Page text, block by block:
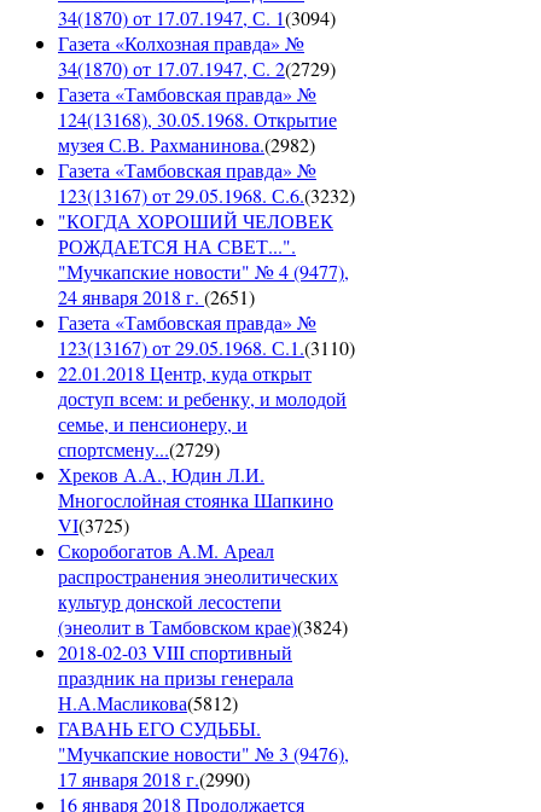
34(1870) от 17.07.1947, С. 1(3094)
Газета «Колхозная правда» №
34(1870) от 17.07.1947, С. 2(2729)
Газета «Тамбовская правда» №
124(13168), 30.05.1968. Открытие
музея С.В. Рахманинова.(2982)
Газета «Тамбовская правда» №
123(13167) от 29.05.1968. С.6.(3232)
"КОГДА ХОРОШИЙ ЧЕЛОВЕК
РОЖДАЕТСЯ НА СВЕТ...".
"Мучкапские новости" № 4 (9477),
24 января 2018 г. (2651)
Газета «Тамбовская правда» №
123(13167) от 29.05.1968. С.1.(3110)
22.01.2018 Центр, куда открыт
доступ всем: и ребенку, и молодой
семье, и пенсионеру, и
спортсмену...(2729)
Хреков А.А., Юдин Л.И.
Многослойная стоянка Шапкино
VI(3725)
Скоробогатов А.М. Ареал
распространения энеолитических
культур донской лесостепи
(энеолит в Тамбовском крае)(3824)
2018-02-03 VIII спортивный
праздник на призы генерала
Н.А.Масликова(5812)
ГАВАНЬ ЕГО СУДЬБЫ.
"Мучкапские новости" № 3 (9476),
17 января 2018 г.(2990)
16 января 2018 Продолжается